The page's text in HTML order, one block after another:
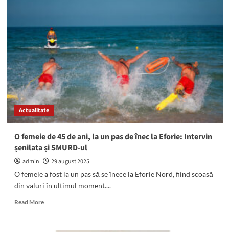
are
loc
a
treia
ediție
a
Festivalului
Internațional
de
Șah
Smart
Actualitate
O femeie de 45 de ani, la un pas de înec la Eforie: Intervin
șenilata și SMURD-ul
admin
29 august 2025
O femeie a fost la un pas să se înece la Eforie Nord, fiind scoasă
din valuri în ultimul moment....
Read MoreRead